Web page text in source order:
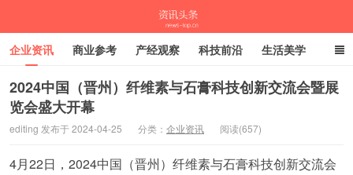
资讯头条
企业资讯 商业参考 产经观察 科技前沿 生活美学
时尚潮流 母婴亲子 专栏
2024中国（晋州）纤维素与石膏科技创新交流会暨展
览会盛大开幕
editing 发布于 2024-04-25 分类： 企业资讯 阅读(657)
4月22日，2024中国（晋州）纤维素与石膏科技创新交流会